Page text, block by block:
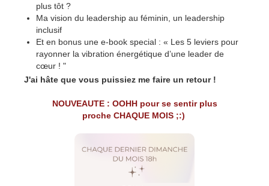
plus tôt ?
Ma vision du leadership au féminin, un leadership
inclusif
Et en bonus une e-book special : « Les 5 leviers pour
rayonner la vibration énergétique d’une leader de
cœur ! "
J'ai hâte que vous puissiez me faire un retour !
NOUVEAUTE : OOHH pour se sentir plus
proche CHAQUE MOIS ;:)